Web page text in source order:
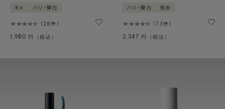
キメ ハリ・弾力
28件
1,980 円（税込）
ハリ・弾力 保水
73件
2,347 円（税込）